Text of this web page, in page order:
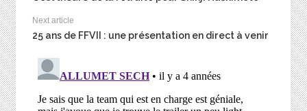
Next article
25 ans de FFVII : une présentation en direct à venir